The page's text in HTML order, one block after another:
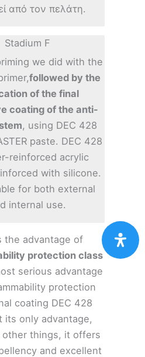
από τον πελάτη.
Stadium F
we did with the
followed by the
of the final
coating of the anti-
, using DEC 428
paste. DEC 428
reinforced acrylic
with silicone.
for both external
internal use.
the advantage of
protection class
serious advantage
protection
coating DEC 428
its only advantage,
other things, it offers
and excellent